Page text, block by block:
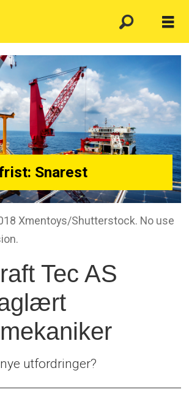
Snarest
Xmentoys/Shutterstock. No use
Tec AS
utfordringer?